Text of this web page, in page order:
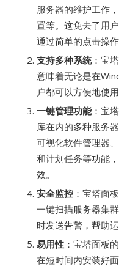
服务器的维护工作
置等。这免去了用
通过简单的点击操作
支持多种系统：宝
意味着无论是在
户都可以方便地使
一键管理功能：宝
库在内的多种服务
可视化软件管理器
和计划任务等功能
效。
安全监控 ：宝塔面
一键扫描服务器集
时发送告警，帮助
易用性 ：宝塔面板
在短时间内安装好